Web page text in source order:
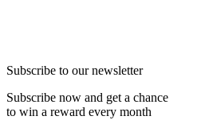
Subscribe to our newsletter
Subscribe now and get a chance
to win a reward every month